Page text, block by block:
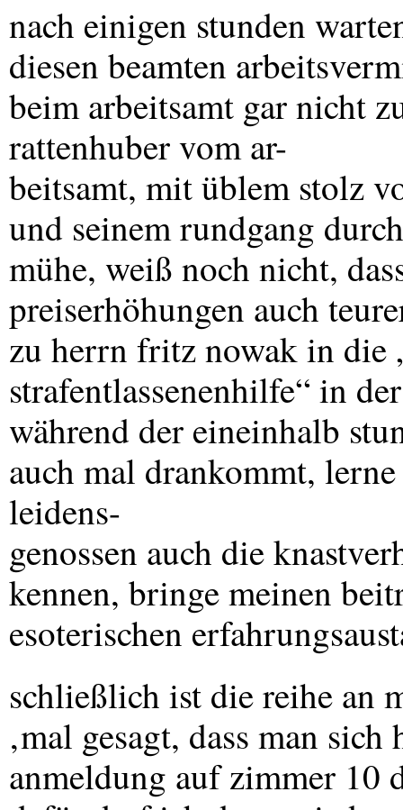
nach einigen stunden
diesen beamten
beim arbeitsamt gar nicht
rattenhuber vom ar-
beitsamt, mit üblem stolz
und seinem rundgang
mühe, weiß noch nicht,
preiserhöhungen auch
zu herrn fritz nowak in die
strafentlassenenhilfe“ in
während der eineinhalb
auch mal drankommt,
leidens-
genossen auch die
kennen, bringe meinen
esoterischen
schließlich ist die reihe an
‚mal gesagt, dass man
anmeldung auf zimmer 10